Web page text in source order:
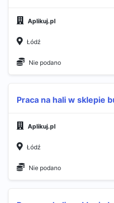
Aplikuj.pl
Łódź
Nie podano
Praca na hali w sklepie
Aplikuj.pl
Łódź
Nie podano